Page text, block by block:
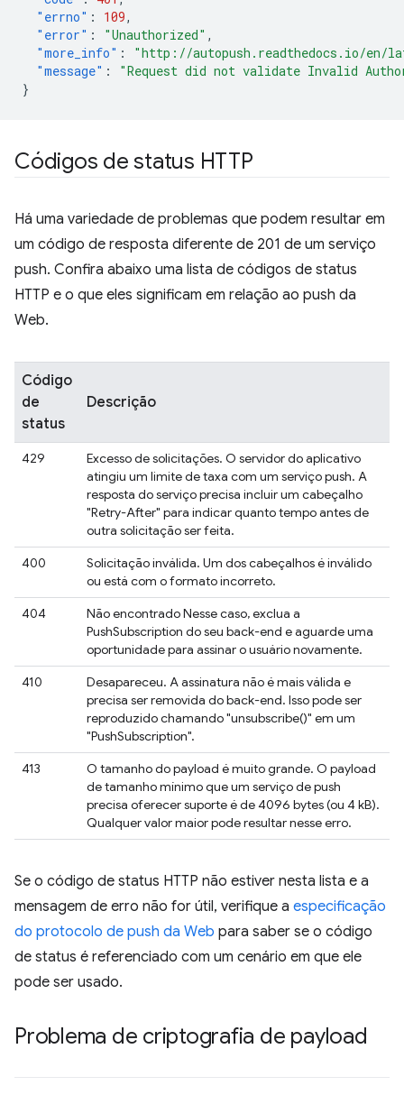
"errno" : 109,
"error" : "Unauthorized" ,
"more_info" :
"http://autopush.readthedocs.io/en/
"message" :
"Request did not validate Invalid
}
Códigos de status HTTP
Há uma variedade de problemas que podem resultar em
um código de resposta diferente de 201 de um serviço
push. Confira abaixo uma lista de códigos de status
HTTP e o que eles significam em relação ao push da
Web.
Código
de
status
Descrição
429
Excesso de solicitações. O servidor do aplicativo
atingiu um limite de taxa com um serviço push. A
resposta do serviço precisa incluir um cabeçalho
"Retry-After" para indicar quanto tempo antes de
outra solicitação ser feita.
400
Solicitação inválida. Um dos cabeçalhos é inválido
ou está com o formato incorreto.
404
Não encontrado Nesse caso, exclua a
PushSubscription do seu back-end e aguarde uma
oportunidade para assinar o usuário novamente.
410
Desapareceu. A assinatura não é mais válida e
precisa ser removida do back-end. Isso pode ser
reproduzido chamando "unsubscribe()" em um
"PushSubscription".
413
O tamanho do payload é muito grande. O payload
de tamanho mínimo que um serviço de push
precisa oferecer suporte é de 4096 bytes (ou 4 kB).
Qualquer valor maior pode resultar nesse erro.
Se o código de status HTTP não estiver nesta lista e a
mensagem de erro não for útil, verifique a especificação
do protocolo de push da Web para saber se o código
de status é referenciado com um cenário em que ele
pode ser usado.
Problema de criptografia de payload